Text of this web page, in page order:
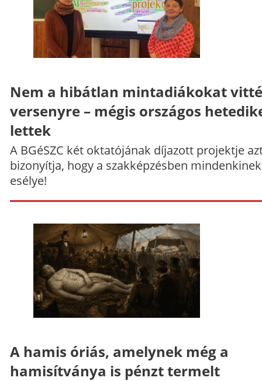
Nem a hibátlan mintadiákokat
versenyre – mégis országos
lettek
A BGéSZC két oktatójának díjazott projektje
bizonyítja, hogy a szakképzésben
esélye!
A hamis óriás, amelynek még a
hamisítványa is pénzt termelt